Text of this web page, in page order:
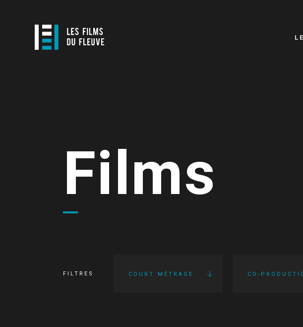
Films
FILTRES COURT MÉTRAGE CO-